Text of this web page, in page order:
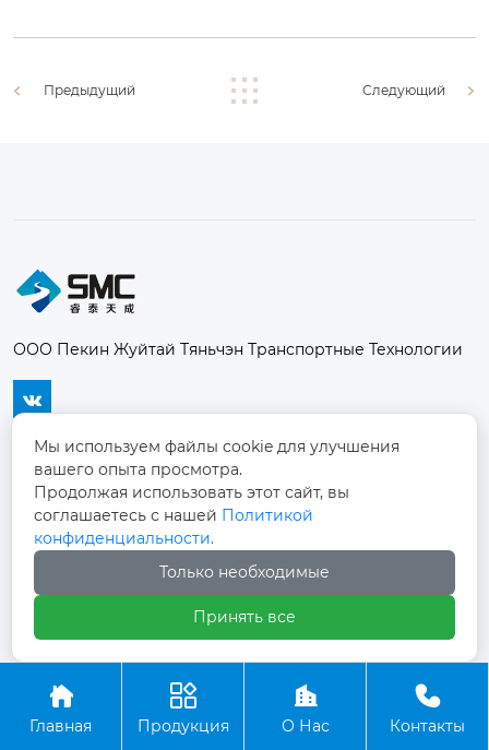
Предыдущий Следующий
ООО Пекин Жуйтай Тяньчэн Транспортные Технологии

КОНТАКТЫ

Офис 2059, этаж 2, корпус C2, дом 1, улица
Хуанчанси, поселок Доугэчжуан, район
Чаоян, город Пекин
30057528@qq.com
+86-18695102982

Главная

Продукция

О Нас

Контакты
Мы используем файлы cookie для улучшения
вашего опыта просмотра.
Продолжая использовать этот сайт, вы
соглашаетесь с нашей Политикой
конфиденциальности.
Только необходимые
Принять все